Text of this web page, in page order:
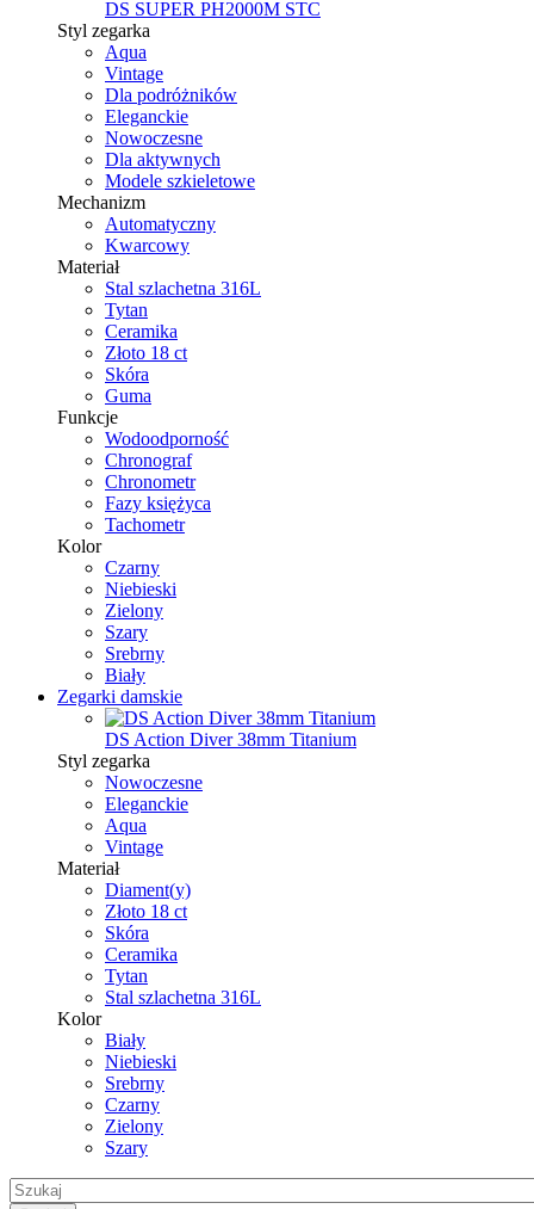
DS SUPER PH2000M STC
Styl zegarka
Aqua
Vintage
Dla podróżników
Eleganckie
Nowoczesne
Dla aktywnych
Modele szkieletowe
Mechanizm
Automatyczny
Kwarcowy
Materiał
Stal szlachetna 316L
Tytan
Ceramika
Złoto 18 ct
Skóra
Guma
Funkcje
Wodoodporność
Chronograf
Chronometr
Fazy księżyca
Tachometr
Kolor
Czarny
Niebieski
Zielony
Szary
Srebrny
Biały
Zegarki damskie
DS Action Diver 38mm Titanium
Styl zegarka
Nowoczesne
Eleganckie
Aqua
Vintage
Materiał
Diament(y)
Złoto 18 ct
Skóra
Ceramika
Tytan
Stal szlachetna 316L
Kolor
Biały
Niebieski
Srebrny
Czarny
Zielony
Szary